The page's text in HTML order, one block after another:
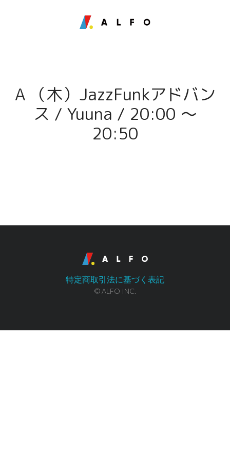
A （木）JazzFunkアドバン
ス / Yuuna / 20:00 〜
20:50
特定商取引法に基づく表記
© ALFO INC.